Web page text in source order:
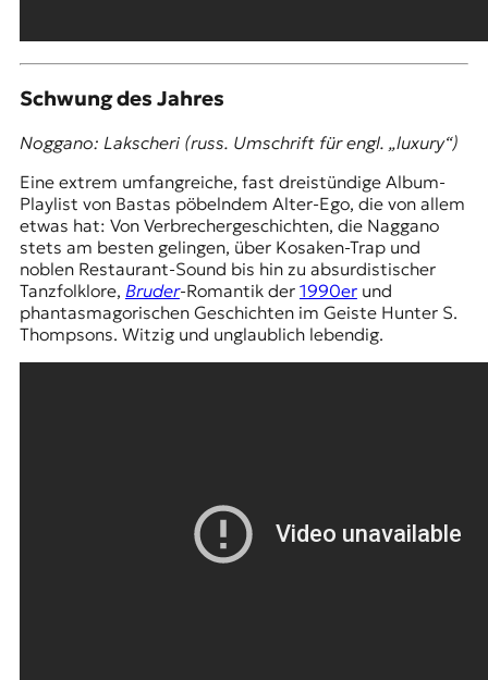
Schwung des Jahres
Noggano: Lakscheri (russ. Umschrift für engl. „luxury“)
Eine extrem umfangreiche, fast dreistündige Album-
Playlist von Bastas pöbelndem Alter-Ego, die von allem
etwas hat: Von Verbrechergeschichten, die Naggano
stets am besten gelingen, über Kosaken-Trap und
noblen Restaurant-Sound bis hin zu absurdistischer
Tanzfolklore, Bruder-Romantik der 1990erund
phantasmagorischen Geschichten im Geiste Hunter S.
Thompsons. Witzig und unglaublich lebendig.